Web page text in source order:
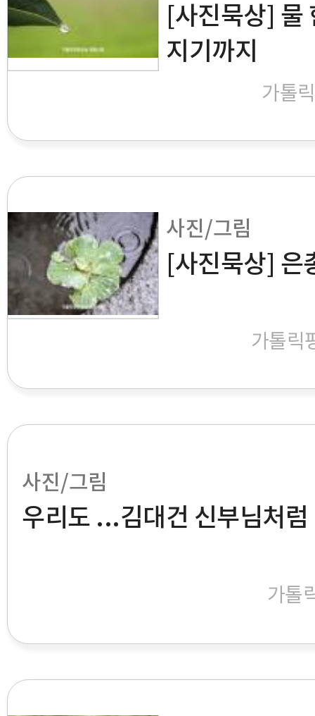
[사진묵상] 물
지기까지
가톨
사진/그림
[사진묵상] 은
가톨릭
사진/그림
우리도 ...김대건 신부님처럼
가톨